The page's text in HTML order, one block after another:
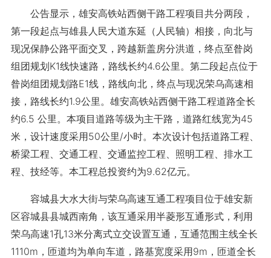
公告显示，雄安高铁站西侧干路工程项目共分两段，
第一段起点与雄县人民大道东延（人民轴）相接，向北与
现况保静公路平面交叉，跨越新盖房分洪道，终点至昝岗
组团规划K1线快速路，路线长约4.6公里。第二段起点位于
昝岗组团规划路E1线，路线向北，终点与现况荣乌高速相
接，路线长约1.9公里。雄安高铁站西侧干路工程道路全长
约6.5 公里。本项目道路等级为主干路，道路红线宽为45
米，设计速度采用50公里/小时。本次设计包括道路工程、
桥梁工程、交通工程、交通监控工程、照明工程、排水工
程、技经等。本工程总投资约为9.62亿元。
容城县大水大街与荣乌高速互通工程项目位于雄安新
区容城县县城西南角，该互通采用半菱形互通形式，利用
荣乌高速1孔13米分离式立交设置互通，互通范围主线全长
1110m，匝道均为单向车道，路基宽度采用9m，匝道全长